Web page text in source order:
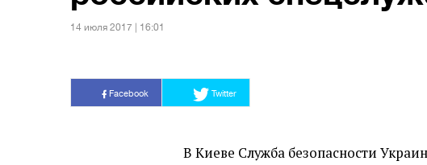
14 июля 2017 | 16:01
Facebook Twitter
В Киеве Служба безопасности